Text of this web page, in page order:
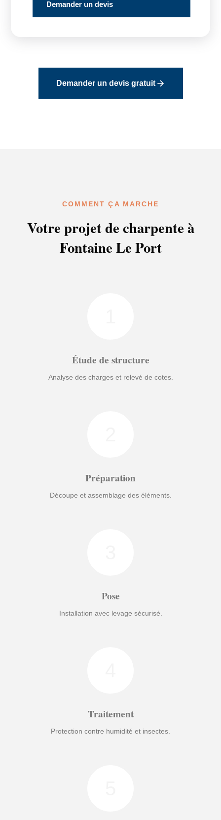
Demander un devis
Demander un devis gratuit
COMMENT ÇA MARCHE
Votre projet de charpente à
Fontaine Le Port
Étude de structure
Analyse des charges et relevé de cotes.
Préparation
Découpe et assemblage des éléments.
Pose
Installation avec levage sécurisé.
Traitement
Protection contre humidité et insectes.